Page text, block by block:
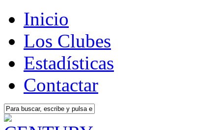
Inicio
Los Clubes
Estadísticas
Contactar